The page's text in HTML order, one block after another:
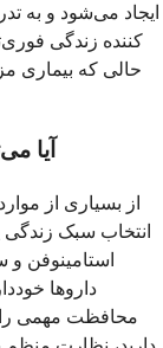
ایجاد می‌شود و به
کننده زندگی
حالی که بیماری
آیا
از بسیاری از
انتخاب سبک
استامینوفن و
داروها